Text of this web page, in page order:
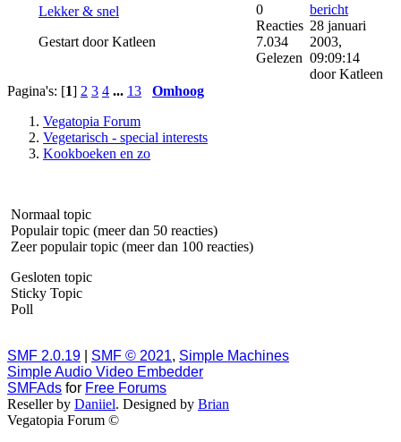
Lekker & snel
Gestart door Katleen
0
Reacties
7.034
Gelezen
28 januari
2003,
09:09:14
door Katleen
Pagina's: [1] 2 3 4 ... 13
Omhoog
Vegatopia Forum
Vegetarisch - special interests
Kookboeken en zo
Normaal topic
Populair topic (meer dan 50 reacties)
Zeer populair topic (meer dan 100 reacties)
Gesloten topic
Sticky Topic
Poll
SMF 2.0.19 SMF © 2021, Simple Machines
Simple Audio Video Embedder
SMFAds for Free Forums
Reseller by Daniiel. Designed by Brian
Vegatopia Forum ©